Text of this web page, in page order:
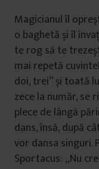
Magicianul îl
o baghetă și îl
te rog să te
mai repetă
doi, trei” și toată
zece la număr, se
plece de lângă
dans, însă, după
vor dansa singuri.
Sportacus: „Nu